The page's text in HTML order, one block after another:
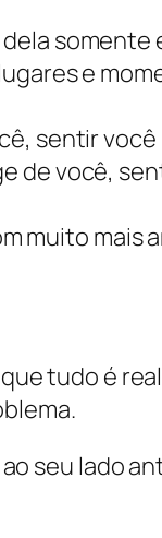
somente
e
sentir você
de você,
muito mais
tudo é
seu lado